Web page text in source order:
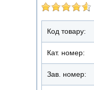
Код товару:
Кат. номер:
Зав. номер: